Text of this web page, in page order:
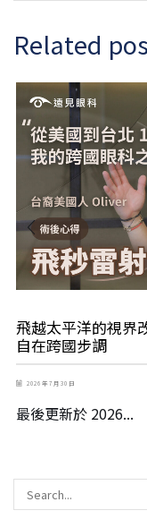
Related
飛越太平洋的視界
自在跨國步調
2026 年 7 月 30 日
最後更新於 2026...